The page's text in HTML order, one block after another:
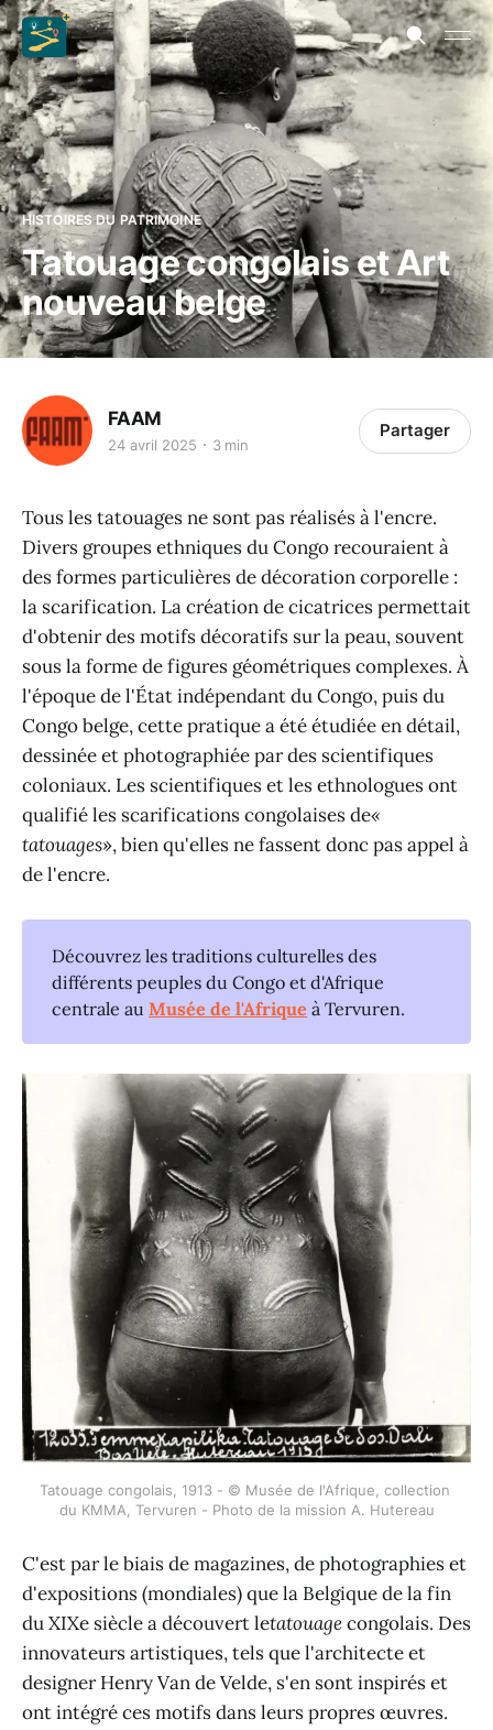
HISTOIRES DU PATRIMOINE
Tatouage congolais et Art
nouveau belge
FAAM
24 avril 2025 3 min
Partager
Tous les tatouages ne sont pas réalisés à l'encre.
Divers groupes ethniques du Congo recouraient à
des formes particulières de décoration corporelle :
la scarification. La création de cicatrices permettait
d'obtenir des motifs décoratifs sur la peau, souvent
sous la forme de figures géométriques complexes. À
l'époque de l'État indépendant du Congo, puis du
Congo belge, cette pratique a été étudiée en détail,
dessinée et photographiée par des scientifiques
coloniaux. Les scientifiques et les ethnologues ont
qualifié les scarifications congolaises de«
tatouages», bien qu'elles ne fassent donc pas appel à
de l'encre.
Découvrez les traditions culturelles des
différents peuples du Congo et d'Afrique
centrale auMusée de l'Afrique à Tervuren.
Tatouage congolais, 1913 - © Musée de l'Afrique, collection
du KMMA, Tervuren - Photo de la mission A. Hutereau
C'est par le biais de magazines, de photographies et
d'expositions (mondiales) que la Belgique de la fin
du XIXe siècle a découvert letatouagecongolais. Des
innovateurs artistiques, tels que l'architecte et
designer Henry Van de Velde, s'en sont inspirés et
ont intégré ces motifs dans leurs propres œuvres.